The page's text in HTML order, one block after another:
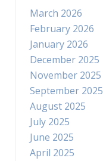
March 2026
February 2026
January 2026
December 2025
November 2025
September 2025
August 2025
July 2025
June 2025
April 2025